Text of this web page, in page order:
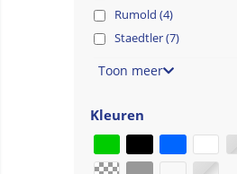
Rumold (4)
Staedtler (7)
Toon meer
Kleuren